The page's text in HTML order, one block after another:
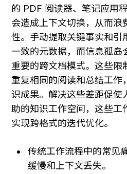
的 PDF 阅读器、笔记应用
会造成上下文切换，从而浪
性。手动提取关键事实和引
一致的元数据，而信息孤岛
重要的跨文档模式。这些限
重复相同的阅读和总结工作
识成果。解决这些差距促使
助的知识工作空间，这些工
实现跨格式的迭代优化。
传统工作流程中的常见
缓慢和上下文丢失。